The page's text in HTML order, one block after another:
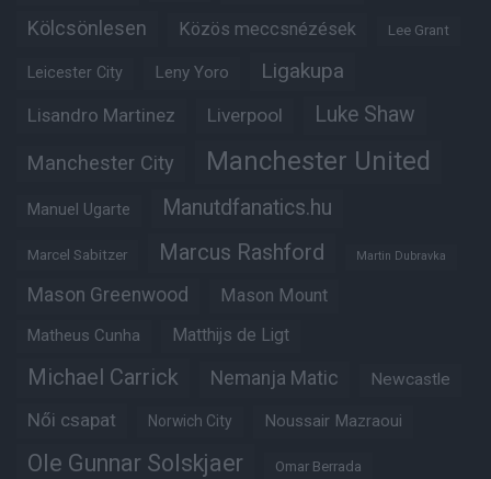
Kölcsönlesen Közös meccsnézések Lee Grant
Leicester City Leny Yoro Ligakupa
Lisandro Martinez Liverpool Luke Shaw
Manchester City Manchester United
Manuel Ugarte Manutdfanatics.hu
Marcel Sabitzer Marcus Rashford Martin Dubravka
Mason Greenwood Mason Mount
Matheus Cunha Matthijs de Ligt
Michael Carrick Nemanja Matic Newcastle
Női csapat Norwich City Noussair Mazraoui
Ole Gunnar Solskjaer Omar Berrada